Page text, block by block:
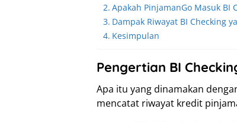
Apakah PinjamanGo Masuk BI
Dampak Riwayat BI Checking
Kesimpulan
Pengertian BI
Apa itu yang dinamakan
mencatat riwayat kredit